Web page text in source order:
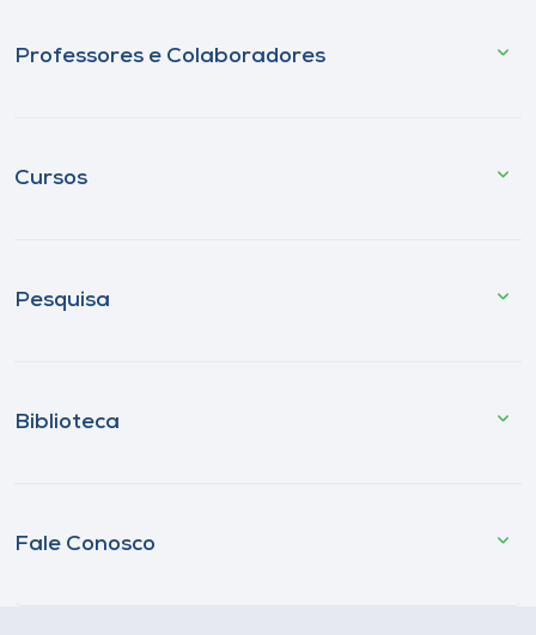
Professores e Colaboradores
Cursos
Pesquisa
Biblioteca
Fale Conosco